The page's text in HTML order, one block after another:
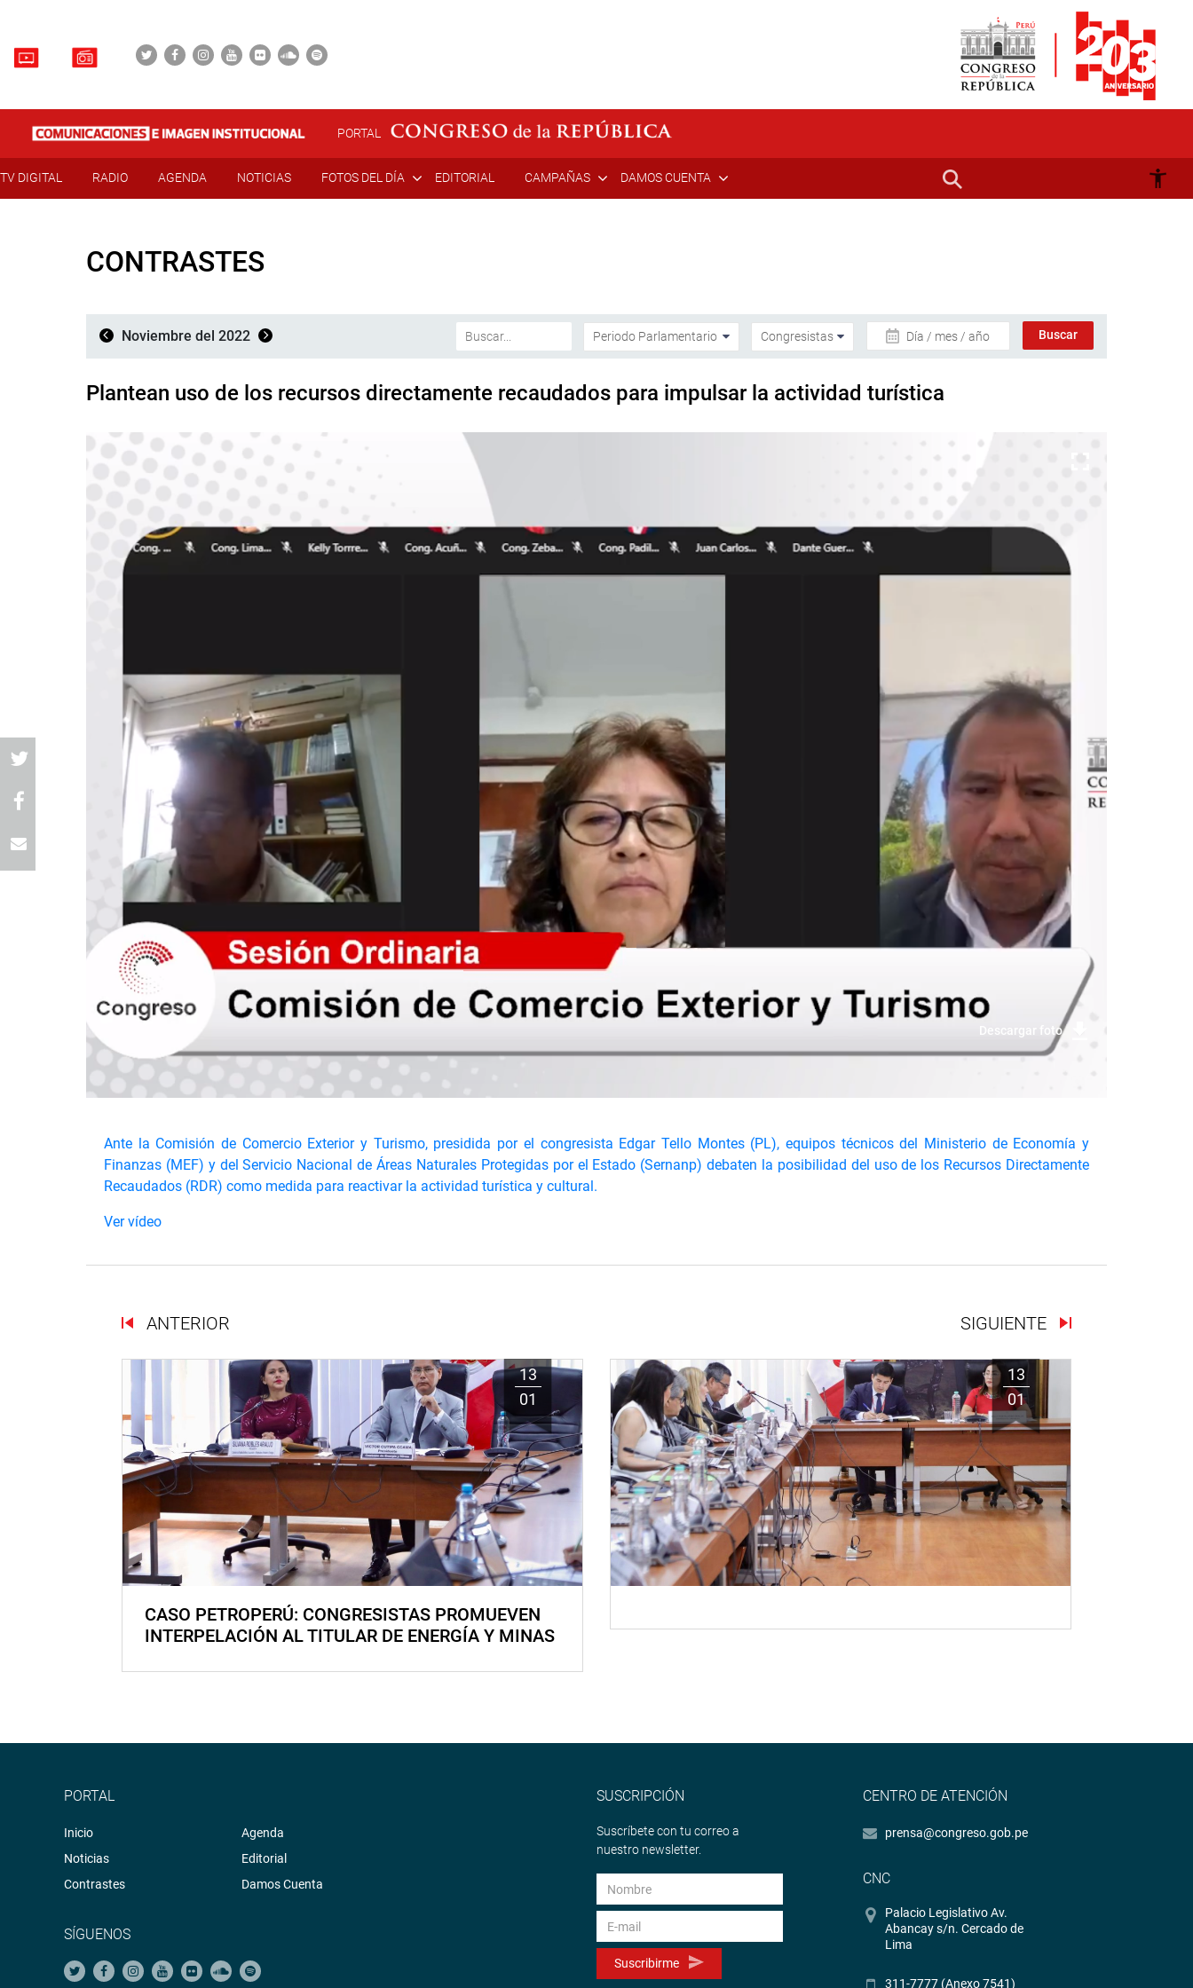
PORTAL
TV DIGITAL RADIO AGENDA NOTICIAS FOTOS DEL DÍA EDITORIAL CAMPAÑAS DAMOS CUENTA
CONTRASTES
Noviembre del 2022 Día / mes / año
Plantean uso de los recursos directamente recaudados para impulsar la actividad turística
Descargar foto
Ante la Comisión de Comercio Exterior y Turismo, presidida por el congresista Edgar Tello Montes (PL), equipos técnicos del Ministerio de Economía y
Finanzas (MEF) y del Servicio Nacional de Áreas Naturales Protegidas por el Estado (Sernanp) debaten la posibilidad del uso de los Recursos Directamente
Recaudados (RDR) como medida para reactivar la actividad turística y cultural.
Ver vídeo
ANTERIOR SIGUIENTE
13
01
CASO PETROPERÚ: CONGRESISTAS PROMUEVEN
INTERPELACIÓN AL TITULAR DE ENERGÍA Y MINAS
13
01
PORTAL
Inicio
Noticias
Contrastes
Agenda
Editorial
Damos Cuenta
SÍGUENOS
SUSCRIPCIÓN
Suscríbete con tu correo a
nuestro newsletter.
Suscribirme
CENTRO DE ATENCIÓN
prensa@congreso.gob.pe
CNC
Palacio Legislativo Av.
Abancay s/n. Cercado de
Lima
311-7777 (Anexo 7541)